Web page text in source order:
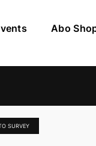
Abo
SURVEY